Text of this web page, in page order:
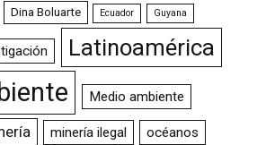
Dina Boluarte Ecuador Guyana
Latinoamérica
Medio ambiente
minería ilegal océanos